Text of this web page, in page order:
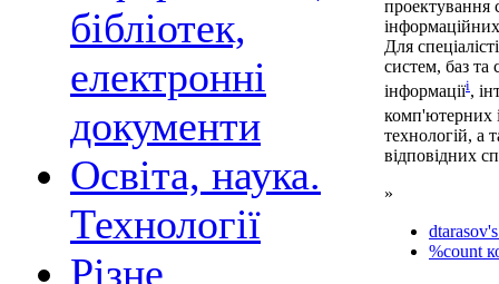
бібліотек,
електронні
документи
Освіта, наука.
Технології
Різне
проектування
Для
систем, баз та
інформаціїi,
комп'ютерних
технологій, а
відповідних
»
%count